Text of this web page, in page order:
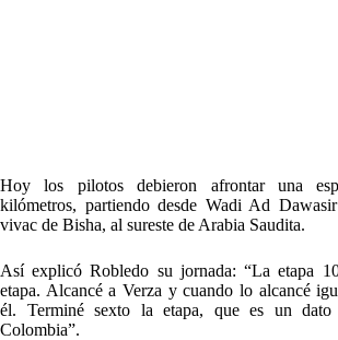
Hoy los pilotos debieron afrontar una
kilómetros, partiendo desde Wadi Ad
vivac de Bisha, al sureste de Arabia Saudita.
Así explicó Robledo su jornada: “La etapa
etapa. Alcancé a Verza y cuando lo alcancé
él. Terminé sexto la etapa, que es un dato
Colombia”.